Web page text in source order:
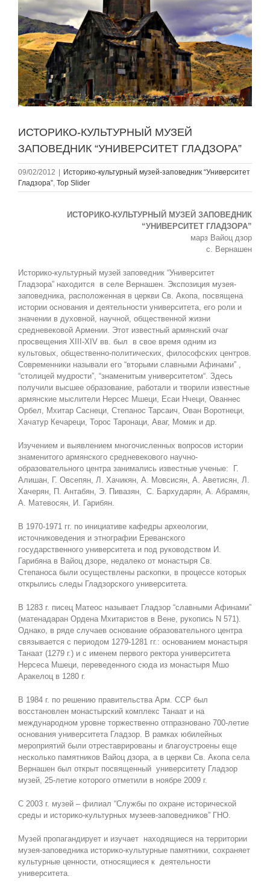
ИСТОРИКО-КУЛЬТУРНЫЙ МУЗЕЙ
ЗАПОВЕДНИК “УНИВЕРСИТЕТ ГЛАДЗОРА”
09/02/2012
Историко-культурный музей-заповедник “Университет
Гладзорa”, Top Slider
ИСТОРИКО-КУЛЬТУРНЫЙ МУЗЕЙ ЗАПОВЕДНИК
“УНИВЕРСИТЕТ ГЛАДЗОРА”
марз Вайоц дзор
с. Вернашен
Историко-культурный музей заповедник “Университет
Гладзора” находится в селе Вернашен. Экспозиция музея-
заповедника, расположенная в церкви Св. Акопа, посвящена
истории основания и деятельности университета, его роли и
значении в духовной, научной, общественной жизни
средневековой Армении. Этот известный армянский очаг
просвещения XIII-XIV вв. был в свое время одним из
культовых, общественно-политических, философских центров.
Современники называли его “вторыми славными Афинами” ,
“столицей мудрости”, “знаменитым университетом“. Здесь
получили высшее образование, работали и творили известные
армянские мыслители Нерсес Мшеци, Есаи Нчеци, Ованнес
Орбел, Мхитар Саснеци, Степанос Тарсаич, Ован Воротнеци,
Хачатур Кечареци, Торос Таронаци, Аваг, Момик и др.
Изучением и выявлением многочисленных вопросов истории
знаменитого армянского средневекового научно-
образовательного центра занимались известные ученые: Г.
Алишан, Г. Овсепян, Л. Хачикян, А. Мовсисян, А. Аветисян, Л.
Хачерян, П. Антабян, Э. Пивазян, С. Бархударян, А. Абрамян,
А. Матевосян, И. Гарибян.
В 1970-1971 гг. по инициативе кафедры археологии,
источниковедения и этнографии Ереванского
государственного университета и под руководством И.
Гарибяна в Вайоц дзоре, недалеко от монастыря Св.
Степаноса были осуществлены раскопки, в процессе которых
открылись следы Гладзорского университета.
В 1283 г. писец Матеос называет Гладзор “славными Афинами”
(матенадаран Ордена Мхитаристов в Вене, рукопись N 571).
Однако, в ряде случаев основание образовательного центра
связывается с периодом 1279-1281 гг.: основанием монастыря
Танаат (1279 г.) и с именем первого ректора университета
Нерсеса Мшеци, переведенного сюда из монастыря Мшо
Аракелоц в 1280 г.
В 1984 г. по решению правительства Арм. ССР был
восстановлен монастырский комплекс Танаат и на
международном уровне торжественно отпразновано 700-летие
основания университета Гладзор. В рамках юбилейных
мероприятий были отреставрированы и благоустроены еще
несколько памятников Вайоц дзора, а в церкви Св. Акопа села
Вернашен был открыт посвященный университету Гладзор
музей, 25-летие которого отметили в ноябре 2009 г.
С 2003 г. музей – филиал “Службы по охране исторической
среды и историко-культурных музеев-заповедников” ГНО.
Музей пропагандирует и изучает находящиеся на территории
музея-заповедника историко-культурные памятники, сохраняет
культурные ценности, относящиеся к деятельности
университета.